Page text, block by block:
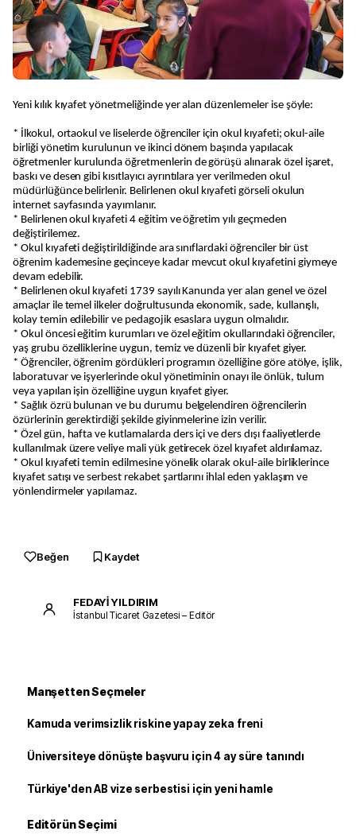
Yeni kılık kıyafet yönetmeliğinde yer alan düzenlemeler ise şöyle:
* İlkokul, ortaokul ve liselerde öğrenciler için okul kıyafeti; okul-aile
birliği yönetim kurulunun ve ikinci dönem başında yapılacak
öğretmenler kurulunda öğretmenlerin de görüşü alınarak özel işaret,
baskı ve desen gibi kısıtlayıcı ayrıntılara yer verilmeden okul
müdürlüğünce belirlenir. Belirlenen okul kıyafeti görseli okulun
internet sayfasında yayımlanır.
* Belirlenen okul kıyafeti 4 eğitim ve öğretim yılı geçmeden
değiştirilemez.
* Okul kıyafeti değiştirildiğinde ara sınıflardaki öğrenciler bir üst
öğrenim kademesine geçinceye kadar mevcut okul kıyafetini giymeye
devam edebilir.
* Belirlenen okul kıyafeti 1739 sayılı Kanunda yer alan genel ve özel
amaçlar ile temel ilkeler doğrultusunda ekonomik, sade, kullanışlı,
kolay temin edilebilir ve pedagojik esaslara uygun olmalıdır.
* Okul öncesi eğitim kurumları ve özel eğitim okullarındaki öğrenciler,
yaş grubu özelliklerine uygun, temiz ve düzenli bir kıyafet giyer.
* Öğrenciler, öğrenim gördükleri programın özelliğine göre atölye, işlik,
laboratuvar ve işyerlerinde okul yönetiminin onayı ile önlük, tulum
veya yapılan işin özelliğine uygun kıyafet giyer.
* Sağlık özrü bulunan ve bu durumu belgelendiren öğrencilerin
özürlerinin gerektirdiği şekilde giyinmelerine izin verilir.
* Özel gün, hafta ve kutlamalarda ders içi ve ders dışı faaliyetlerde
kullanılmak üzere veliye mali yük getirecek özel kıyafet aldırılamaz.
* Okul kıyafeti temin edilmesine yönelik olarak okul-aile birliklerince
kıyafet satışı ve serbest rekabet şartlarını ihlal eden yaklaşım ve
yönlendirmeler yapılamaz.
Beğen Kaydet
FEDAYİ YILDIRIM
İstanbul Ticaret Gazetesi – Editör
Manşetten Seçmeler
Kamuda verimsizlik riskine yapay zeka freni
Üniversiteye dönüşte başvuru için 4 ay süre tanındı
Türkiye'den AB vize serbestisi için yeni hamle
Editörün Seçimi